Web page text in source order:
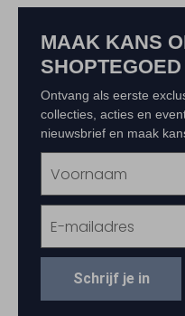
MAAK KANS
SHOPTEGOED
Ontvang als eerste
collecties, acties en
nieuwsbrief en maak
Schrijf je in